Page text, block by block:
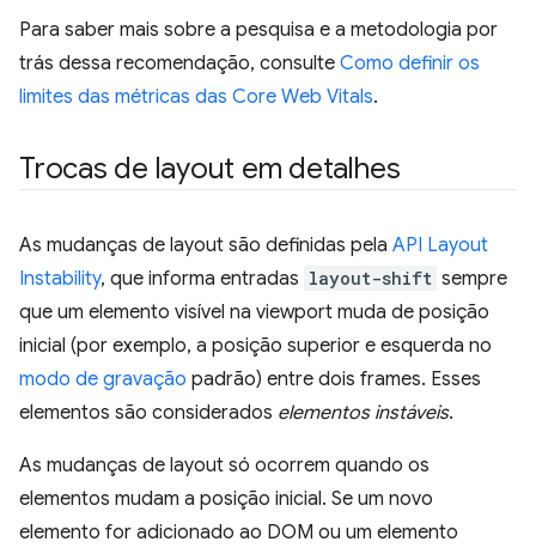
Para saber mais sobre a pesquisa e a metodologia por
trás dessa recomendação, consulte Como definir os
limites das métricas das Core Web Vitals.
Trocas de layout em detalhes
As mudanças de layout são definidas pela API Layout
Instability, que informa entradas layout-shift sempre
que um elemento visível na viewport muda de posição
inicial (por exemplo, a posição superior e esquerda no
modo de gravação padrão) entre dois frames. Esses
elementos são considerados elementos instáveis.
As mudanças de layout só ocorrem quando os
elementos mudam a posição inicial. Se um novo
elemento for adicionado ao DOM ou um elemento